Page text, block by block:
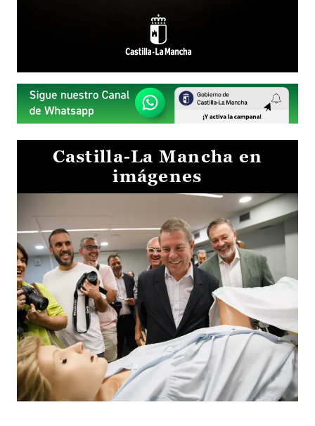
Castilla-La Mancha en
imágenes